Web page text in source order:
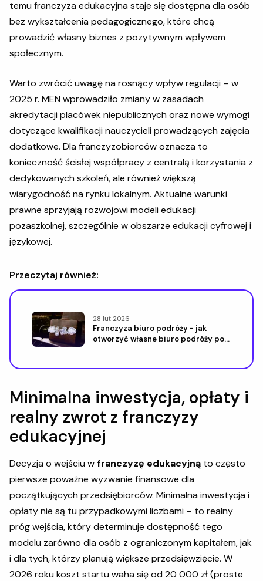
temu franczyza edukacyjna staje się dostępna dla osób
bez wykształcenia pedagogicznego, które chcą
prowadzić własny biznes z pozytywnym wpływem
społecznym.
Warto zwrócić uwagę na rosnący wpływ regulacji – w
2025 r. MEN wprowadziło zmiany w zasadach
akredytacji placówek niepublicznych oraz nowe wymogi
dotyczące kwalifikacji nauczycieli prowadzących zajęcia
dodatkowe. Dla franczyzobiorców oznacza to
konieczność ścisłej współpracy z centralą i korzystania z
dedykowanych szkoleń, ale również większą
wiarygodność na rynku lokalnym. Aktualne warunki
prawne sprzyjają rozwojowi modeli edukacji
pozaszkolnej, szczególnie w obszarze edukacji cyfrowej i
językowej.
Przeczytaj również:
28 lut 2026
Franczyza biuro podróży - jak
otworzyć własne biuro podróży pod
Minimalna inwestycja, opłaty i
realny zwrot z franczyzy
edukacyjnej
Decyzja o wejściu wfranczyzę edukacyjną to często
pierwsze poważne wyzwanie finansowe dla
początkujących przedsiębiorców. Minimalna inwestycja i
opłaty nie są tu przypadkowymi liczbami – to realny
próg wejścia, który determinuje dostępność tego
modelu zarówno dla osób z ograniczonym kapitałem, jak
i dla tych, którzy planują większe przedsięwzięcie. W
2026 roku koszt startu waha się od 20 000 zł (proste